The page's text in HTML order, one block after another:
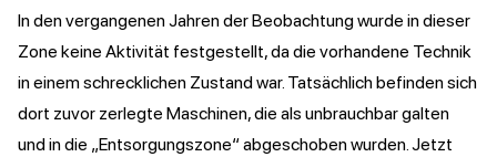
In den vergangenen Jahren der Beobachtung wurde in dieser
Zone keine Aktivität festgestellt, da die vorhandene Technik
in einem schrecklichen Zustand war. Tatsächlich befinden sich
dort zuvor zerlegte Maschinen, die als unbrauchbar galten
und in die „Entsorgungszone“ abgeschoben wurden. Jetzt